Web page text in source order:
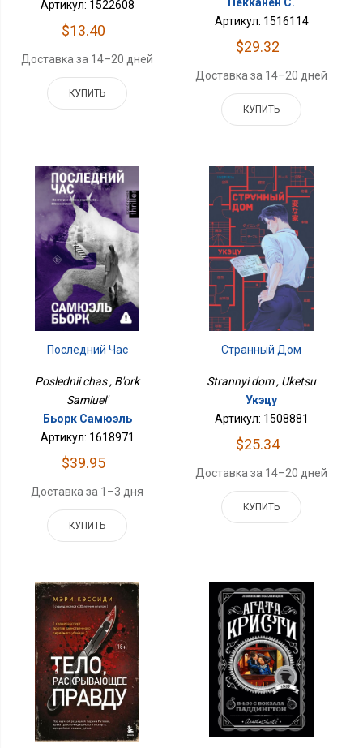
Артикул: 1522608
$13.40
Доставка за 14–20 дней
КУПИТЬ
Артикул: 1516114
$29.32
Доставка за 14–20 дней
КУПИТЬ
Последний Час
Poslednii chas , B'ork
Samiuel'
Бьорк Самюэль
Артикул: 1618971
$39.95
Доставка за 1–3 дня
КУПИТЬ
Странный Дом
Strannyi dom , Uketsu
Укэцу
Артикул: 1508881
$25.34
Доставка за 14–20 дней
КУПИТЬ